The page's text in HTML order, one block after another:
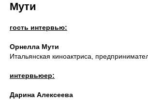
Мути
гость интервью:
Орнелла Мути
Итальянская киноактриса,
интервьюер:
Дарина Алексеева